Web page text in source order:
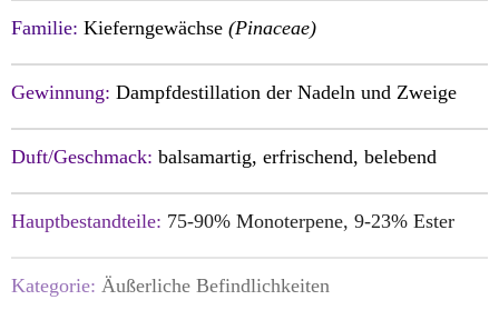
Familie: Kieferngewächse (Pinaceae)
Gewinnung: Dampfdestillation der Nadeln und Zweige
Duft/Geschmack: balsamartig, erfrischend, belebend
Hauptbestandteile: 75-90% Monoterpene, 9-23% Ester
Kategorie: Äußerliche Befindlichkeiten